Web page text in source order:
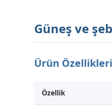
Güneş ve
Ürün Özellikleri
Özellik